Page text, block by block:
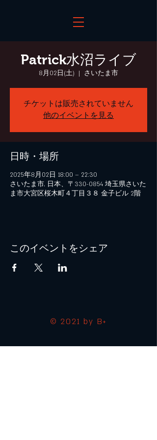
Patrick水沼ライブ
8月02日(土)
  |
さいたま市
チケットは販売されていません
他のイベントを見る
日時・場所
2025年8月02日 18:00 – 22:30
さいたま市, 日本、〒330-0854 埼玉県さいた
ま市大宮区桜木町４丁目３８ 金子ビル 2階
このイベントをシェア
© 2021 by B+